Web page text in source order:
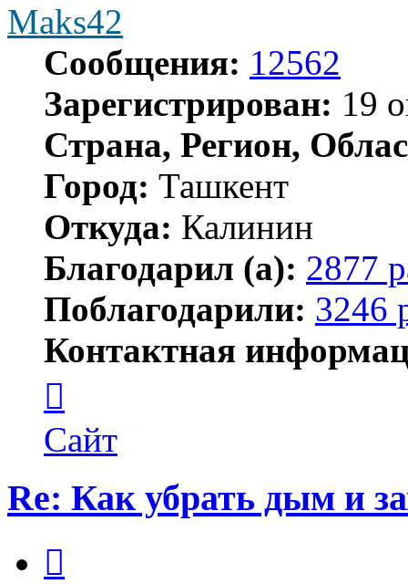
Maks42
Сообщения: 12562
Зарегистрирован: 19
Страна, Регион,
Город: Ташкент
Откуда: Калинин
Благодарил (а): 2877
Поблагодарили: 3246
Контактная
пользователя
Maks42
Сайт
Re: Как убрать дым и